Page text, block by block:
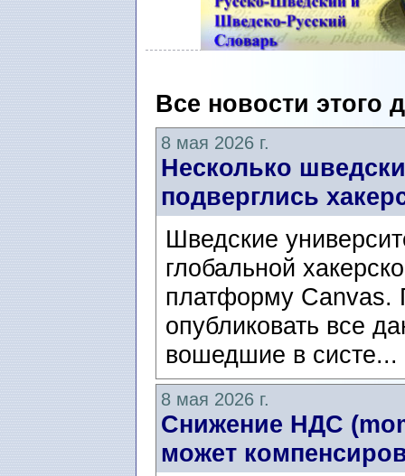
Все новости этого
8 мая 2026 г.
Несколько
подверглись
Шведские
глобальной
платформу Canvas.
опубликовать все
вошедшие в систе...
8 мая 2026 г.
Снижение НДС
может